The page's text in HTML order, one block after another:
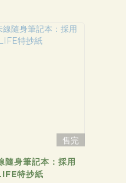
售完
隨身筆記本：採用
特抄紙